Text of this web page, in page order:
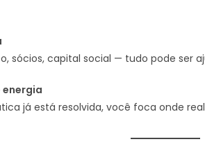
sócios, capital social — tudo pode ser
energia
já está resolvida, você foca onde